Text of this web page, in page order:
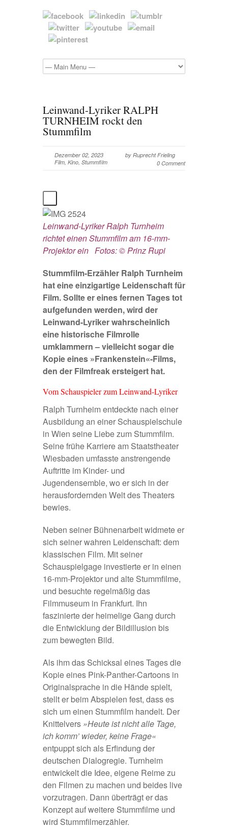
Leinwand-Lyriker RALPH
TURNHEIM rockt den
Stummfilm
Dezember 02, 2023 by Ruprecht Frieling
Film, Kino, Stummfilm 0 Comment
Leinwand-Lyriker Ralph Turnheim
richtet einen Stummfilm am 16-mm-
Projektor ein Fotos: © Prinz Rupi
Stummfilm-Erzähler Ralph Turnheim
hat eine einzigartige Leidenschaft für
Film. Sollte er eines fernen Tages tot
aufgefunden werden, wird der
Leinwand-Lyriker wahrscheinlich
eine historische Filmrolle
umklammern – vielleicht sogar die
Kopie eines »Frankenstein«-Films,
den der Filmfreak ersteigert hat.
Vom Schauspieler zum Leinwand-Lyriker
Ralph Turnheim entdeckte nach einer
Ausbildung an einer Schauspielschule
in Wien seine Liebe zum Stummfilm.
Seine frühe Karriere am Staatstheater
Wiesbaden umfasste anstrengende
Auftritte im Kinder- und
Jugendensemble, wo er sich in der
herausfordernden Welt des Theaters
bewies.
Neben seiner Bühnenarbeit widmete er
sich seiner wahren Leidenschaft: dem
klassischen Film. Mit seiner
Schauspielgage investierte er in einen
16-mm-Projektor und alte Stummfilme,
und besuchte regelmäßig das
Filmmuseum in Frankfurt. Ihn
faszinierte der heimelige Gang durch
die Entwicklung der Bildillusion bis
zum bewegten Bild.
Als ihm das Schicksal eines Tages die
Kopie eines Pink-Panther-Cartoons in
Originalsprache in die Hände spielt,
stellt er beim Abspielen fest, dass es
sich um einen Stummfilm handelt. Der
Knittelvers »Heute ist nicht alle Tage,
ich komm’ wieder, keine Frage«
entpuppt sich als Erfindung der
deutschen Dialogregie. Turnheim
entwickelt die Idee, eigene Reime zu
den Filmen zu machen und beides live
vorzutragen. Dann überträgt er das
Konzept auf weitere Stummfilme und
wird Stummfilmerzähler.